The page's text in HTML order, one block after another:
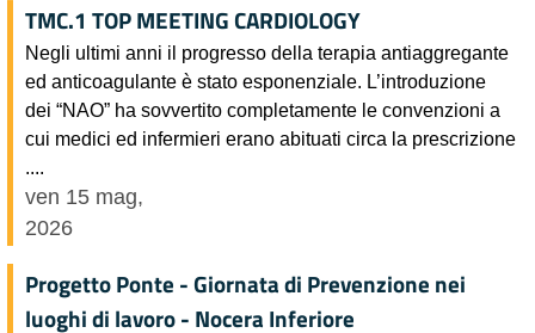
TMC.1 TOP MEETING CARDIOLOGY
Negli ultimi anni il progresso della terapia antiaggregante
ed anticoagulante è stato esponenziale. L’introduzione
dei “NAO” ha sovvertito completamente le convenzioni a
cui medici ed infermieri erano abituati circa la prescrizione
....
ven 15 mag,
2026
Progetto Ponte - Giornata di Prevenzione nei
luoghi di lavoro - Nocera Inferiore